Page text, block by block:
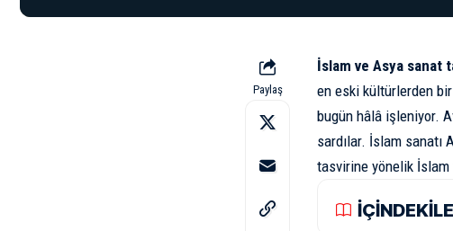
Paylaş
İslam ve Asya sanat
en eski kültürlerden
bugün hâlâ işleniyor.
sardılar. İslam sanatı
tasvirine yönelik İslam